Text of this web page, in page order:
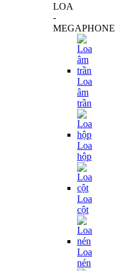
LOA
-
MEGAPHONE
Loa
âm
trần
Loa
hộp
Loa
cột
Loa
nén